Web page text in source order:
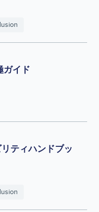
ガイド
ティハンドブッ